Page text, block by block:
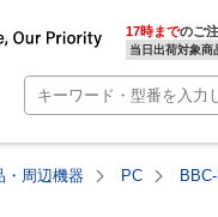
17時までのご
当日出荷対象商
・周辺機器 PC